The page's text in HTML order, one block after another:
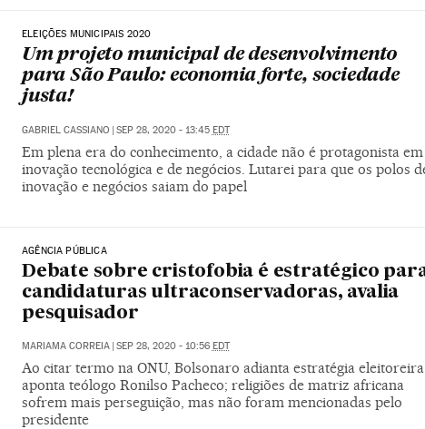
ELEIÇÕES MUNICIPAIS 2020
Um projeto municipal de desenvolvimento
para São Paulo: economia forte, sociedade
justa!
GABRIEL CASSIANO SEP 28, 2020 - 13:45 EDT
Em plena era do conhecimento, a cidade não é protagonista em
inovação tecnológica e de negócios. Lutarei para que os polos
inovação e negócios saiam do papel
AGÊNCIA PÚBLICA
Debate sobre cristofobia é estratégico
candidaturas ultraconservadoras, avalia
pesquisador
MARIAMA CORREIA | SEP 28, 2020 - 10:56 EDT
Ao citar termo na ONU, Bolsonaro adianta estratégia eleitoreira,
aponta teólogo Ronilso Pacheco; religiões de matriz africana
sofrem mais perseguição, mas não foram mencionadas pelo
presidente